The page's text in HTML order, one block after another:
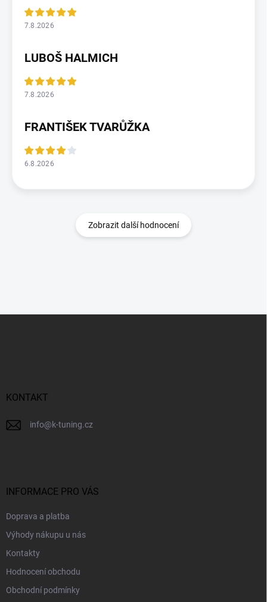
7.8.2026
LUBOŠ HALMICH
7.8.2026
FRANTIŠEK TVARŮŽKA
6.8.2026
Zobrazit další hodnocení
KONTAKT
info@k-tuning.cz
INFORMACE PRO VÁS
Doprava a platba
Výhody nákupu u nás
Kontakty
Hodnocení obchodu
Obchodní podmínky